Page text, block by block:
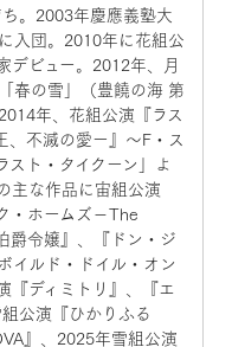
。2003年慶應義塾大
入団。2010年に花組公
デビュー。2012年、月
春の雪」（豊饒の海 第
年、花組公演『ラス
、不滅の愛ー』～F・ス
スト・タイクーン」よ
主な作品に宙組公演
・ホームズ−The
令嬢』、『ドン・ジ
イルド・ドイル・オン
『ディミトリ』、『エ
公演『ひかりふる
』、2025年雪組公演